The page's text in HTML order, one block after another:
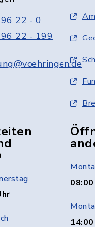
22 - 0
22 - 199